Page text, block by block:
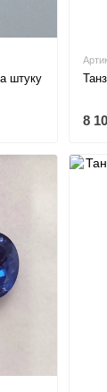
штуку
8